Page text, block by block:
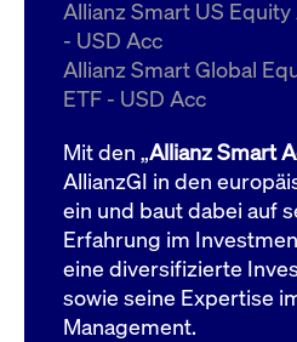
Allianz Smart US
- USD Acc
Allianz Smart Global
ETF - USD Acc
Mit den „Allianz Smart
AllianzGI in den
ein und baut dabei auf
Erfahrung im
eine diversifizierte
sowie seine Expertise
Management.
ApplicationGatewayAffinityCORS